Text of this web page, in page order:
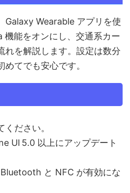
Galaxy Wearable アプリを使
機能をオンにし、交通系カー
れを解説します。設定は数分
てでも安心です。
ださい。
UI 5.0 以上にアップデート
と NFC が有効にな